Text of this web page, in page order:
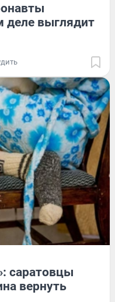
деле выглядит
саратовцы
вернуть